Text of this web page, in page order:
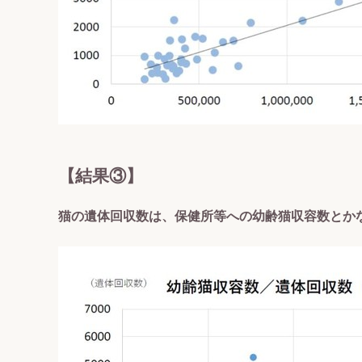
【結果③】
猫の遺体回収数は、保健所等への幼齢猫収容数とか